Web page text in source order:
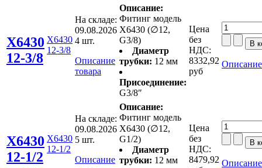
X6430
12-3/8
X6430
12-3/8
На складе:
09.08.2026
4 шт.
Описание
товара
Описание:
Фитинг модель
X6430 (∅12,
G3/8)
Диаметр
трубки: 12 мм
Присоединение:
G3/8″
Цена
без
НДС:
8332,92
руб
Описание
X6430
12-1/2
X6430
12-1/2
На складе:
09.08.2026
5 шт.
Описание
Описание:
Фитинг модель
X6430 (∅12,
G1/2)
Диаметр
трубки: 12 мм
Цена
без
НДС:
8479,92 Описание